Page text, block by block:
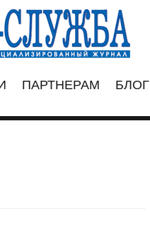
ПАРТНЕРАМ БЛОГ